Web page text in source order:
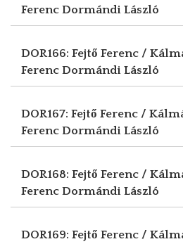
Ferenc Dormándi László
DOR166: Fejtő Ferenc /
Ferenc Dormándi László
DOR167: Fejtő Ferenc /
Ferenc Dormándi László
DOR168: Fejtő Ferenc /
Ferenc Dormándi László
DOR169: Fejtő Ferenc /